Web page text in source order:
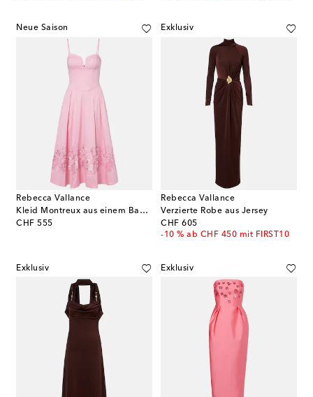
Neue Saison
Rebecca Vallance
Kleid Montreux aus einem Baumwollgemisch
CHF 555
original price
Exklusiv
Rebecca Vallance
Verzierte Robe aus Jersey
CHF 605
original price
-10 % ab CHF 450 mit FIRST10
Exklusiv Exklusiv